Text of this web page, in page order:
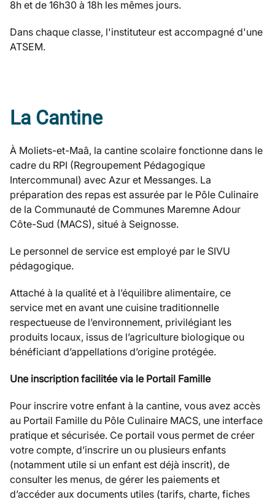
8h et de 16h30 à 18h les mêmes jours.
Dans chaque classe, l'instituteur est accompagné d'une
ATSEM.
La Cantine
À Moliets-et-Maâ, la cantine scolaire fonctionne dans le
cadre du RPI (Regroupement Pédagogique
Intercommunal) avec Azur et Messanges. La
préparation des repas est assurée par le Pôle Culinaire
de la Communauté de Communes Maremne Adour
Côte-Sud (MACS), situé à Seignosse.
Le personnel de service est employé par le SIVU
pédagogique.
Attaché à la qualité et à l’équilibre alimentaire, ce
service met en avant une cuisine traditionnelle
respectueuse de l’environnement, privilégiant les
produits locaux, issus de l’agriculture biologique ou
bénéficiant d’appellations d’origine protégée.
Une inscription facilitée via le Portail Famille
Pour inscrire votre enfant à la cantine, vous avez accès
au Portail Famille du Pôle Culinaire MACS, une interface
pratique et sécurisée. Ce portail vous permet de créer
votre compte, d’inscrire un ou plusieurs enfants
(notamment utile si un enfant est déjà inscrit), de
consulter les menus, de gérer les paiements et
d’accéder aux documents utiles (tarifs, charte, fiches